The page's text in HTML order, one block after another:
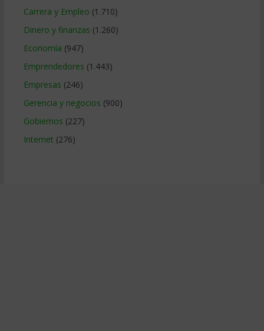
Carrera y Empleo (1.710)
Dinero y finanzas (1.260)
Economía (947)
Emprendedores (1.443)
Empresas (246)
Gerencia y negocios (900)
Gobiernos (227)
Internet (276)